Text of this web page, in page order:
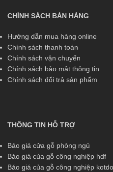
CHÍNH SÁCH BÁN HÀNG
Hướng dẫn mua hàng online
Chính sách thanh toán
Chính sách vận chuyển
Chính sách bảo mật thông tin
Chính sách đổi trả sản phẩm
THÔNG TIN HỖ TRỢ
Báo giá cửa gỗ phòng ngủ
Báo giá của gỗ công nghiệp hdf
Báo giá của gỗ công nghiệp